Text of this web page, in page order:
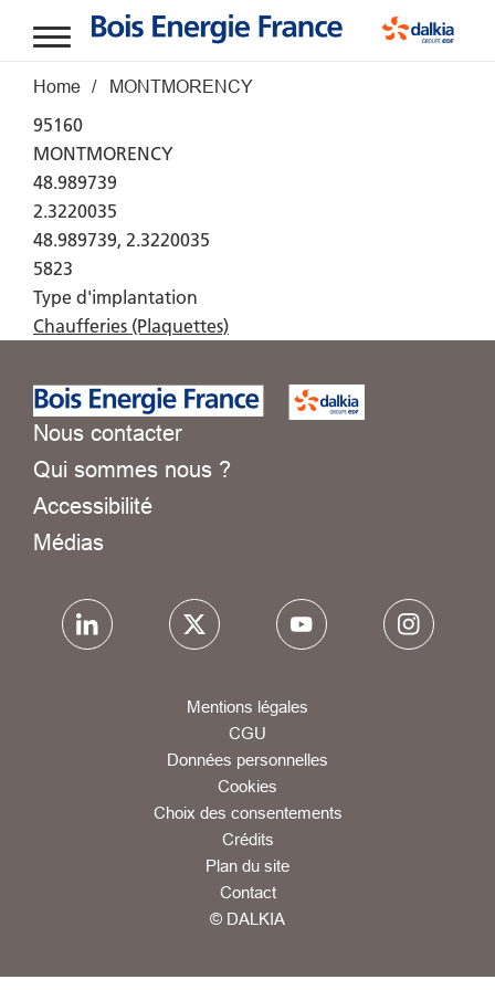
Aller au contenu principal
Fil d'Ariane
Home MONTMORENCY
95160
MONTMORENCY
48.989739
2.3220035
48.989739, 2.3220035
5823
Type d'implantation
Chaufferies (Plaquettes)
Nous contacter
Qui sommes nous ?
Accessibilité
Médias
Mentions légales
CGU
Données personnelles
Cookies
Choix des consentements
Crédits
Plan du site
Contact
© DALKIA